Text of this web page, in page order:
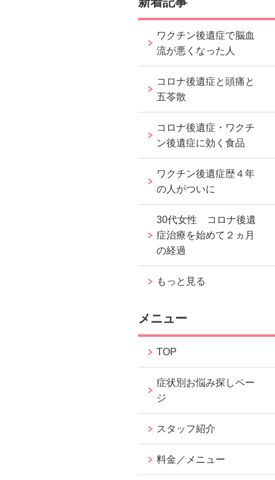
ワクチン後遺症で脳血
流が悪くなった人
コロナ後遺症と頭痛と
五苓散
コロナ後遺症・ワクチ
ン後遺症に効く食品
ワクチン後遺症歴４年
の人がついに
30代女性 コロナ後遺
症治療を始めて２ヵ月
の経過
もっと見る
メニュー
TOP
症状別お悩み探しペー
ジ
スタッフ紹介
料金／メニュー